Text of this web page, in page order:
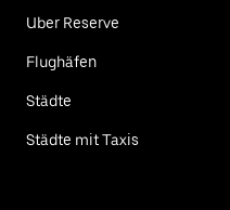
Uber Reserve
Flughäfen
Städte
Städte mit Taxis